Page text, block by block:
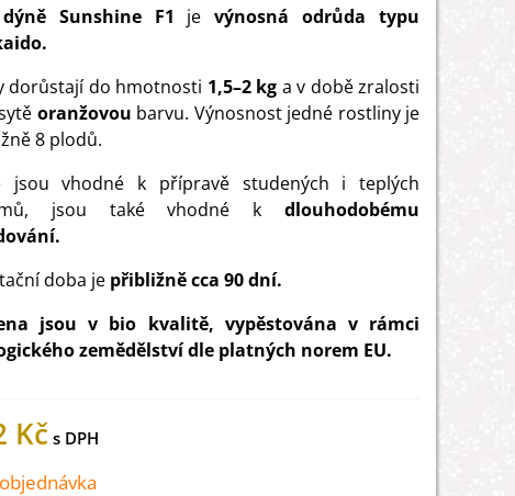
Sunshine F1 je výnosná odrůda typu
dorůstají do hmotnosti 1,5–2 kg a v době zralosti
oranžovou barvu. Výnosnost jedné rostliny je
8 plodů.
jsou vhodné k přípravě studených i teplých
jsou také vhodné k dlouhodobému
doba je přibližněcca 90 dní.
jsou v bio kvalitě, vypěstována v rámci
zemědělství dle platných norem EU.
Kč